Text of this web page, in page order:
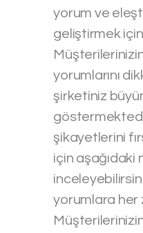
yorum ve
geliştirmek
yorumlarını
şirketiniz
şikayetlerini
için aşağıdaki
yorumlara her
Müşterilerinizin